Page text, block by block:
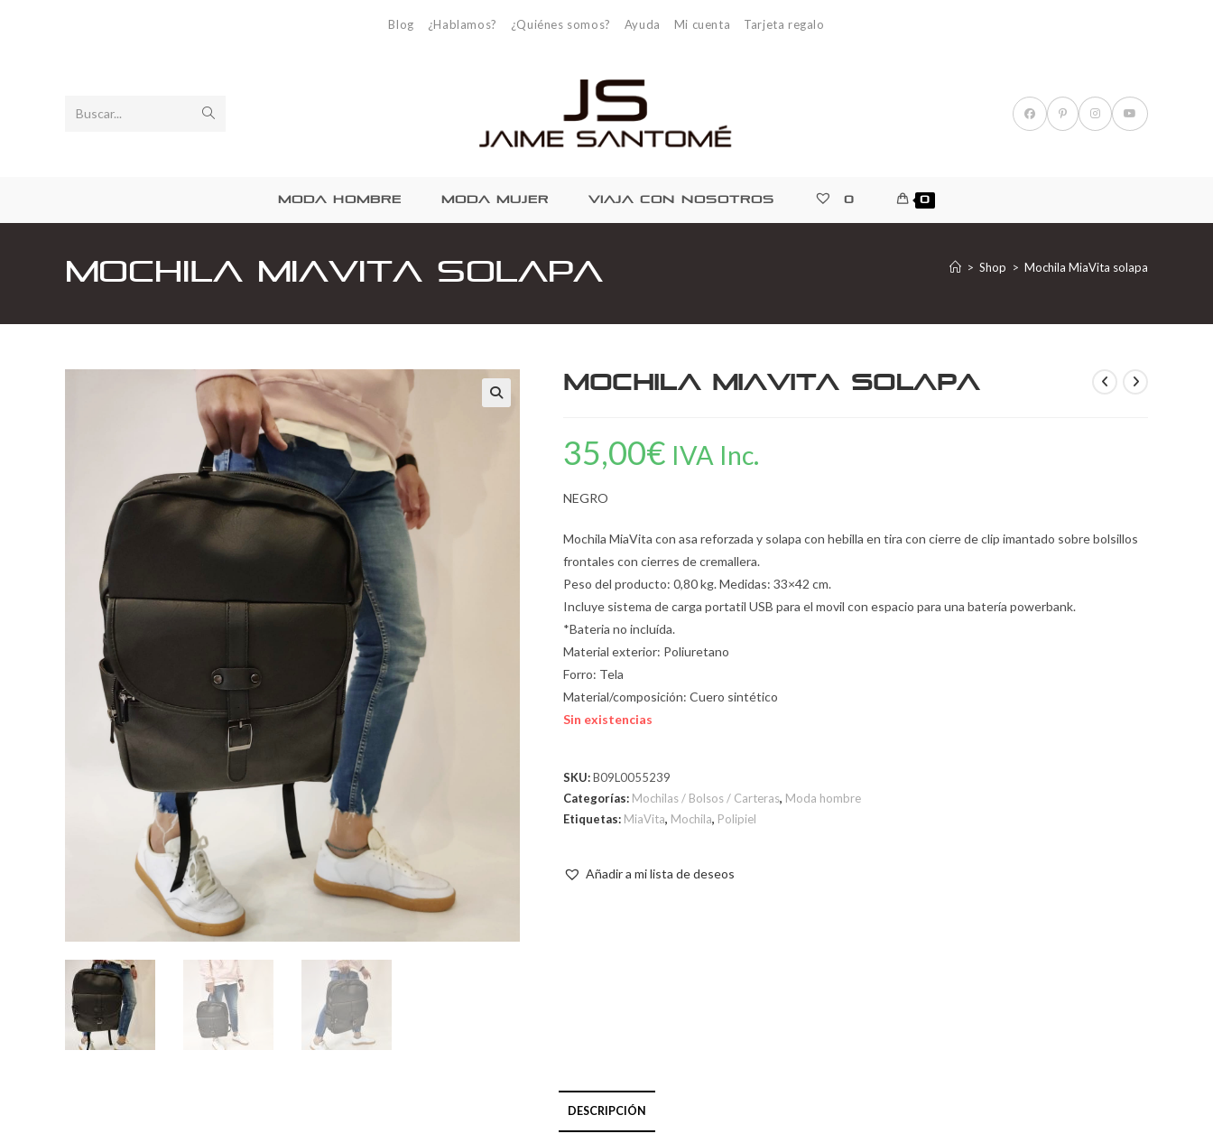
Blog ¿Hablamos? ¿Quiénes somos? Ayuda Mi cuenta Tarjeta regalo
Buscar...
MODA HOMBRE MODA MUJER VIAJA CON NOSOTROS 0 0
Mochila MiaVita solapa > Shop > Mochila MiaVita solapa
Mochila MiaVita solapa
35,00€ IVA Inc.
NEGRO
Mochila MiaVita con asa reforzada y solapa con hebilla en tira con cierre de clip imantado sobre bolsillos
frontales con cierres de cremallera.
Peso del producto: 0,80 kg. Medidas: 33×42 cm.
Incluye sistema de carga portatil USB para el movil con espacio para una batería powerbank.
*Bateria no incluída.
Material exterior: Poliuretano
Forro: Tela
Material/composición: Cuero sintético
Sin existencias
SKU:B09L0055239
Categorías: Mochilas / Bolsos / Carteras, Moda hombre
Etiquetas: MiaVita, Mochila, Polipiel
Añadir a mi lista de deseos
DESCRIPCIÓN